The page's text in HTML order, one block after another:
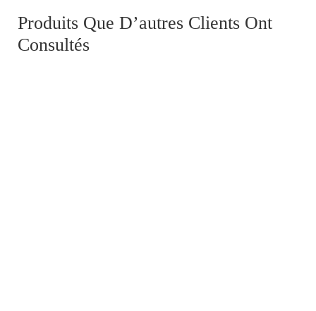
Produits Que D’autres Clients Ont
Consultés